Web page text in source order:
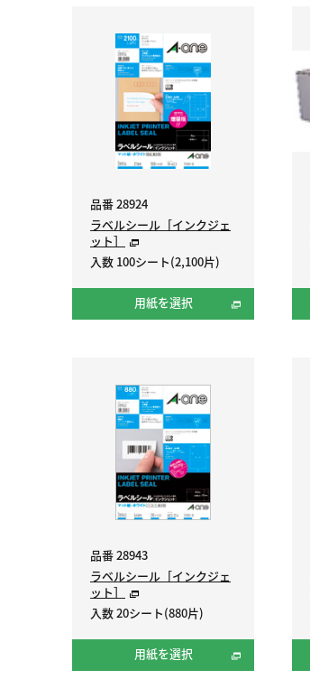
品番 28924
ラベルシール［インクジェ
ット］
入数 100シート(2,100片)
用紙を選択
品番 28943
ラベルシール［インクジェ
ット］
入数 20シート(880片)
用紙を選択